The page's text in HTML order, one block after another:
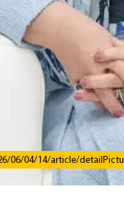
04/14/article/